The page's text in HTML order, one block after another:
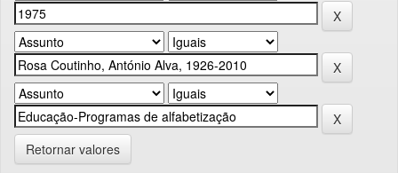
Retornar valores